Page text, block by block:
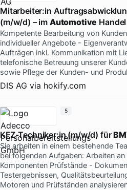
Mitarbeiter:in
(m/w/d) – im Automotive Handel
Kompetente Bearbeitung von
individueller Angebote -
Aufträgen inkl. Kommunikation mit
telefonische Betreuung unserer
sowie Pflege der Kunden- und
DIS AG via hokify.com
KFZ-Techniker:in (m/w/d) für
Sie arbeiten in einem bestehende
bei folgenden Aufgaben: Arbeiten
Komponenten Prüfstände -
Testergebnissen,
Motoren und Prüfständen
5